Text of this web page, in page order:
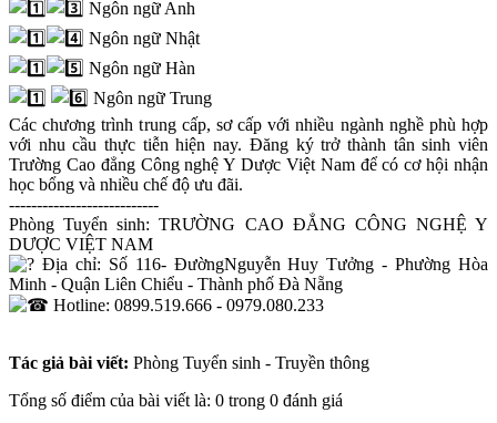
Ngôn ngữ Anh
Ngôn ngữ Nhật
Ngôn ngữ Hàn
Ngôn ngữ Trung
Các chương trình trung cấp, sơ cấp với nhiều ngành nghề phù hợp
với nhu cầu thực tiễn hiện nay. Đăng ký trở thành tân sinh viên
Trường Cao đẳng Công nghệ Y Dược Việt Nam để có cơ hội nhận
học bổng và nhiều chế độ ưu đãi.
---------------------------
Phòng Tuyển sinh: TRƯỜNG CAO ĐẲNG CÔNG NGHỆ Y
DƯỢC VIỆT NAM
Địa chỉ: Số 116- ĐườngNguyễn Huy Tưởng - Phường Hòa
Minh - Quận Liên Chiểu - Thành phố Đà Nẵng
Hotline: 0899.519.666 - 0979.080.233
Tác giả bài viết: Phòng Tuyển sinh - Truyền thông
Tổng số điểm của bài viết là: 0 trong 0 đánh giá